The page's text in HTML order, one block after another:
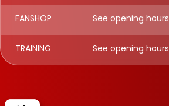
FANSHOP See opening hours
TRAINING See opening hours